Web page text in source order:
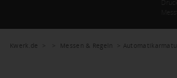
Kwerk.de > > Messen & Regeln >